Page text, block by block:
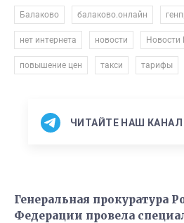
Балаково балаково.онлайн
нет интернета новости Новости
повышение цен такси тарифы
ЧИТАЙТЕ НАШ КАНАЛ
Генеральная прокуратура
Федерации провела